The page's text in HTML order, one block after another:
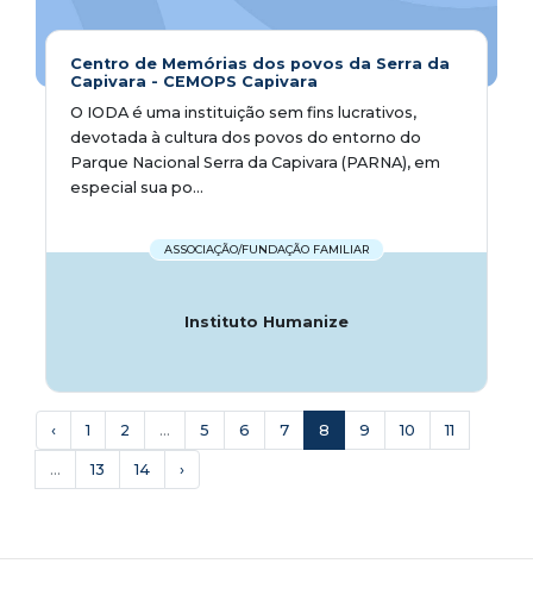
Centro de Memórias dos povos da Serra da
Capivara - CEMOPS Capivara
O IODA é uma instituição sem fins lucrativos,
devotada à cultura dos povos do entorno do
Parque Nacional Serra da Capivara (PARNA), em
especial sua po...
ASSOCIAÇÃO/FUNDAÇÃO FAMILIAR
Instituto Humanize
‹ 1 2 ... 5 6 7 8 9 10 11
... 13 14 ›